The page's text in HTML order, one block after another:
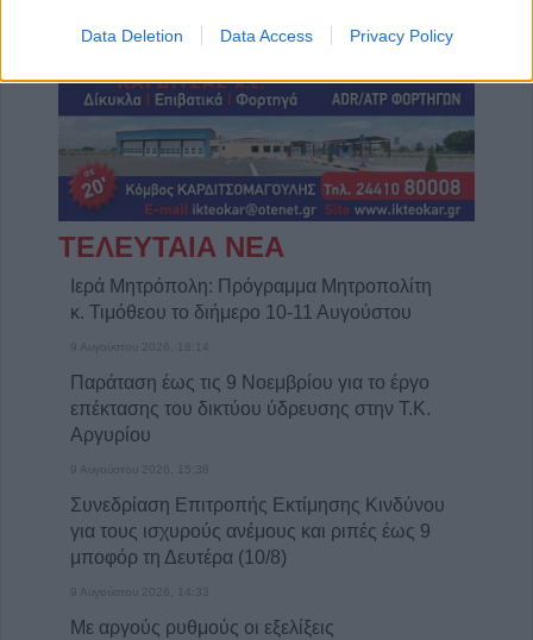
Data Deletion Data Access Privacy Policy
ΤΕΛΕΥΤΑΙΑ ΝΕΑ
Ιερά Μητρόπολη: Πρόγραμμα Μητροπολίτη
κ. Τιμόθεου το διήμερο 10-11 Αυγούστου
9 Αυγούστου 2026, 16:14
Παράταση έως τις 9 Νοεμβρίου για το έργο
επέκτασης του δικτύου ύδρευσης στην Τ.Κ.
Αργυρίου
9 Αυγούστου 2026, 15:38
Συνεδρίαση Επιτροπής Εκτίμησης Κινδύνου
για τους ισχυρούς ανέμους και ριπές έως 9
μποφόρ τη Δευτέρα (10/8)
9 Αυγούστου 2026, 14:33
Με αργούς ρυθμούς οι εξελίξεις